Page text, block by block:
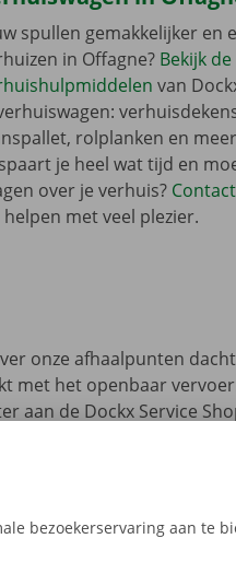
spullen gemakkelijker en
in Offagne? Bekijk de
van
rolplanken en
je heel wat tijd en
over je verhuis?
helpen met veel plezier.
onze afhaalpunten
met het openbaar
aan de Dockx Service
bezoekerservaring aan te